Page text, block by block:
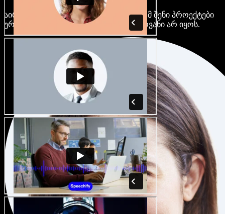
აირჩიე ასობით AI ხმა და აქცენტი, რომ შენი პროექტები
ერთმანეთს არ ჰგავდეს და ერთფეროვანი არ იყოს.